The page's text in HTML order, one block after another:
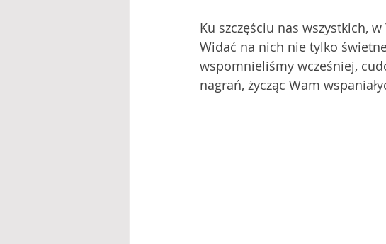
Ku szczęściu nas wszystkich,
Widać na nich nie tylko
wspomnieliśmy wcześniej,
nagrań, życząc Wam